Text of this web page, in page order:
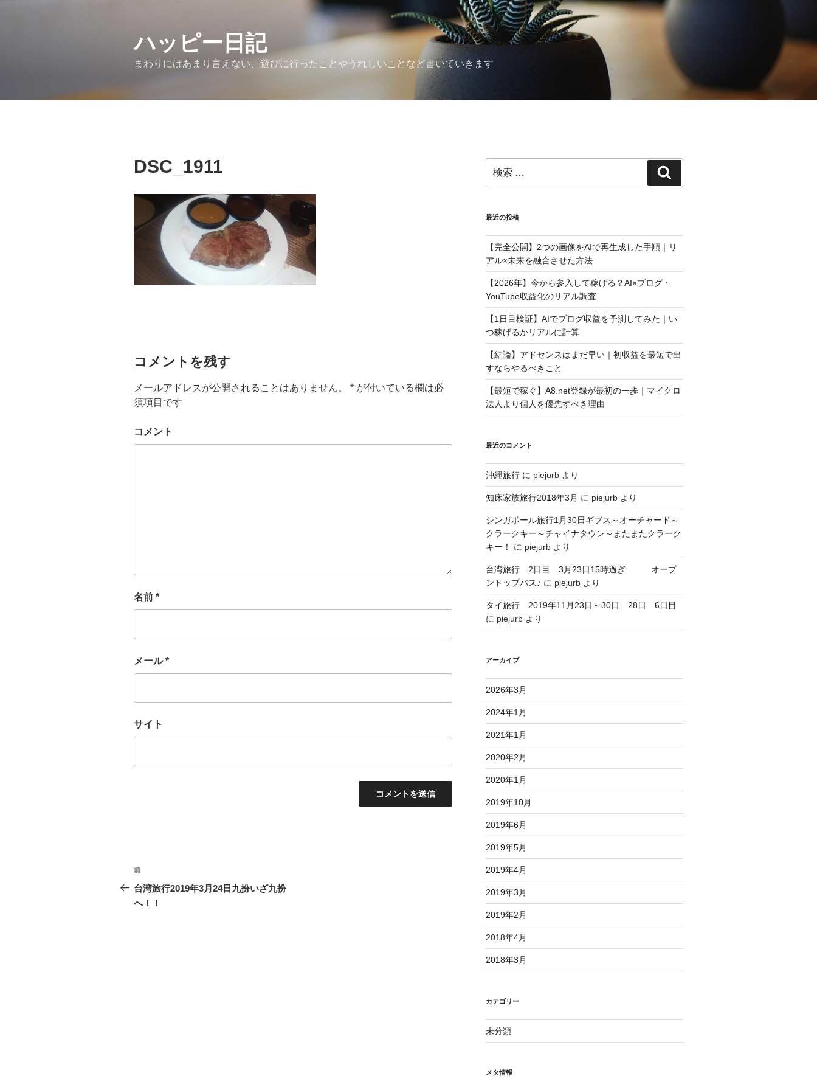
ハッピー日記
まわりにはあまり言えない、遊びに行ったことやうれしいことなど書いていきます
DSC_1911
コメントを残す
メールアドレスが公開されることはありません。 * が付いている欄は必
須項目です
コメント
名前 *
メール*
サイト
投
稿
ナ
過
去
の
前
台湾旅行2019年3月24日九扮いざ九扮
へ！！
索:
索
最近の投稿
【完全公開】2つの画像をAIで再生成した手順｜リ
アル×未来を融合させた方法
【2026年】今から参入して稼げる？AI×ブログ・
YouTube収益化のリアル調査
【1日目検証】AIでブログ収益を予測してみた｜い
つ稼げるかリアルに計算
【結論】アドセンスはまだ早い｜初収益を最短で出
すならやるべきこと
【最短で稼ぐ】A8.net登録が最初の一歩｜マイクロ
法人より個人を優先すべき理由
最近のコメント
沖縄旅行に piejurbより
知床家族旅行2018年3月 に piejurbより
シンガポール旅行1月30日ギブス～オーチャード～
クラークキー～チャイナタウン～またまたクラーク
キー！
に piejurbより
台湾旅行 2日目 3月23日15時過ぎ オープ
ントップバス♪ に piejurbより
タイ旅行 2019年11月23日～30日 28日 6日目
に piejurbより
アーカイブ
2026年3月
2024年1月
2021年1月
2020年2月
2020年1月
2019年10月
2019年6月
2019年5月
2019年4月
2019年3月
2019年2月
2018年4月
2018年3月
カテゴリー
未分類
メタ情報